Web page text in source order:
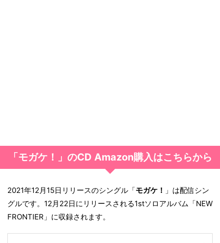
「モガケ！」のCD Amazon購入はこちらから
2021年12月15日リリースのシングル「モガケ！ 」は配信シン
グルです。12月22日にリリースされる1stソロアルバム「NEW
FRONTIER」に収録されます。